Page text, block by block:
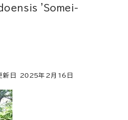
'Somei-
日 2025年2月 16 日